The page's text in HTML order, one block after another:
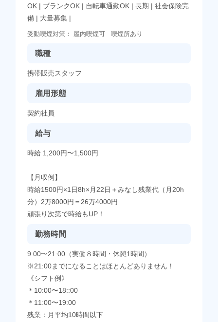
OK | ブランクOK | 自転車通勤OK | 長期 | 社会保険完
備 | 大量募集 |
受動喫煙対策： 屋内喫煙可 喫煙所あり
職種
携帯販売スタッフ
雇用形態
契約社員
給与
時給 1,200円〜1,500円
【月収例】
時給1500円×1日8h×月22日＋みなし残業代（月20h
分）2万8000円＝26万4000円
頑張り次第で時給もUP！
勤務時間
9:00〜21:00（実働８時間・休憩1時間）
※21:00までになることはほとんどありません！
《シフト例》
＊10:00〜18::00
＊11:00〜19:00
残業：月平均10時間以下